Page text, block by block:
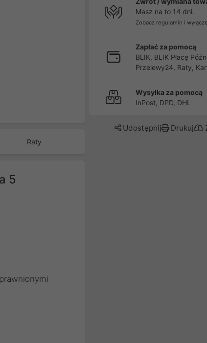
Raty
5
Masz na to 14 dni.
Zobacz regulamin i
Zapłać za pomocą
BLIK, BLIK Płacę
Przelewy24, Raty,
Wysyłka za pomocą
InPost, DPD, DHL
Udostępnij Drukuj